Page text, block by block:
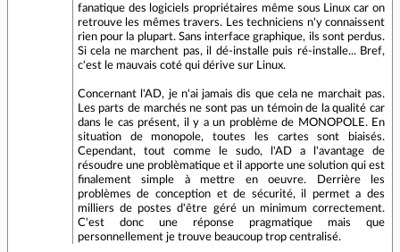
fanatique des logiciels propriétaires même sous Linux car on
retrouve les mêmes travers. Les techniciens n'y connaissent
rien pour la plupart. Sans interface graphique, ils sont perdus.
Si cela ne marchent pas, il dé-installe puis ré-installe... Bref,
c'est le mauvais coté qui dérive sur Linux.
Concernant l'AD, je n'ai jamais dis que cela ne marchait pas.
Les parts de marchés ne sont pas un témoin de la qualité car
dans le cas présent, il y a un problème de MONOPOLE. En
situation de monopole, toutes les cartes sont biaisés.
Cependant, tout comme le sudo, l'AD a l'avantage de
résoudre une problèmatique et il apporte une solution qui est
finalement simple à mettre en oeuvre. Derrière les
problèmes de conception et de sécurité, il permet a des
milliers de postes d'être géré un minimum correctement.
C'est donc une réponse pragmatique mais que
personnellement je trouve beaucoup trop centralisé.